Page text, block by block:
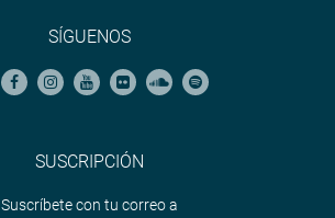
SÍGUENOS
SUSCRIPCIÓN
Suscríbete con tu correo a